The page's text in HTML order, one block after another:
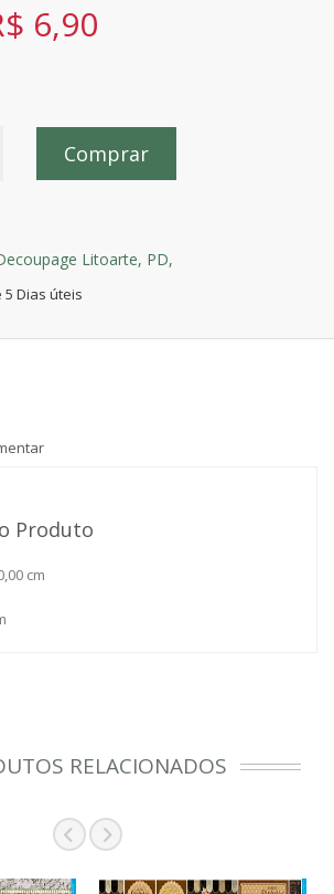
6,90
Comprar
Litoarte, PD,
Dias úteis
Produto
cm
RELACIONADOS